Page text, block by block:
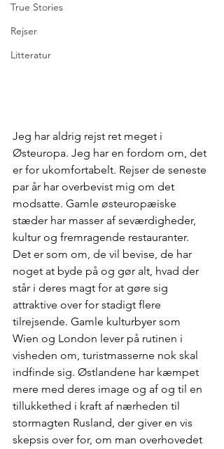
True Stories
Rejser
Litteratur
Jeg har aldrig rejst ret meget i
Østeuropa. Jeg har en fordom om, det
er for ukomfortabelt. Rejser de seneste
par år har overbevist mig om det
modsatte. Gamle østeuropæiske
stæder har masser af seværdigheder,
kultur og fremragende restauranter.
Det er som om, de vil bevise, de har
noget at byde på og gør alt, hvad der
står i deres magt for at gøre sig
attraktive over for stadigt flere
tilrejsende. Gamle kulturbyer som
Wien og London lever på rutinen i
visheden om, turistmasserne nok skal
indfinde sig. Østlandene har kæmpet
mere med deres image og af og til en
tillukkethed i kraft af nærheden til
stormagten Rusland, der giver en vis
skepsis over for, om man overhovedet